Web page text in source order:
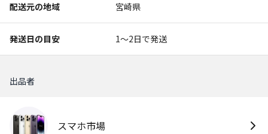
配送元の地域 宮崎県
発送日の目安 1〜2日で発送
出品者
スマホ市場